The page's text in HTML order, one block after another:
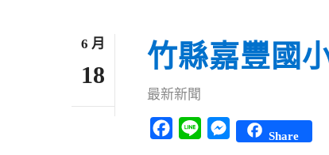
6 月
18
竹縣嘉豐國
最新新聞
Facebook
Line Messenger
Share